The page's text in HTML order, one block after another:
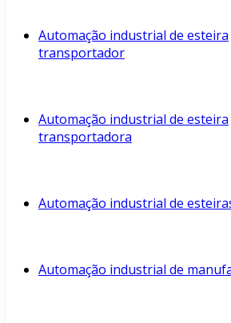
Automação industrial de esteira
transportador
Automação industrial de esteira
transportadora
Automação industrial de
Automação industrial de